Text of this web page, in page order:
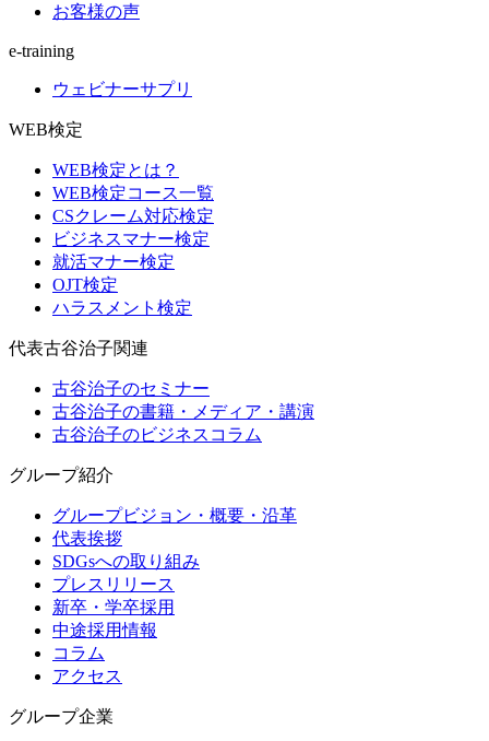
お客様の声
e-training
ウェビナーサプリ
WEB検定
WEB検定とは？
WEB検定コース一覧
CSクレーム対応検定
ビジネスマナー検定
就活マナー検定
OJT検定
ハラスメント検定
代表古谷治子関連
古谷治子のセミナー
古谷治子の書籍・メディア・講演
古谷治子のビジネスコラム
グループ紹介
グループビジョン・概要・沿革
代表挨拶
SDGsへの取り組み
プレスリリース
新卒・学卒採用
中途採用情報
コラム
アクセス
グループ企業